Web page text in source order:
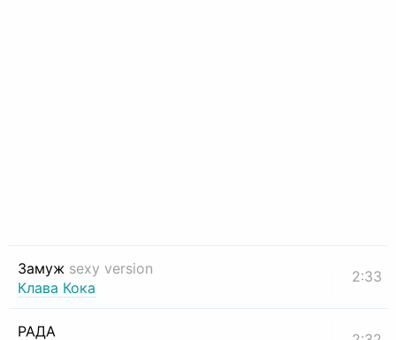
Замуж sexy version
Клава Кока
2:33
РАДА